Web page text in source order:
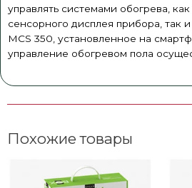
управлять системами обогрева,
сенсорного дисплея прибора, так
MCS 350, установленное на
управление обогревом пола
Похожие товары